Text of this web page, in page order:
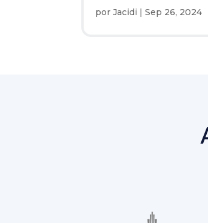
porJacidi |Sep 26, 2024